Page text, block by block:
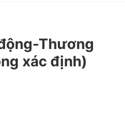
Thương
xác định)